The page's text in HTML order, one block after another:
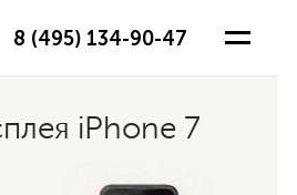
8 (495) 134-90-47
iPhone 7